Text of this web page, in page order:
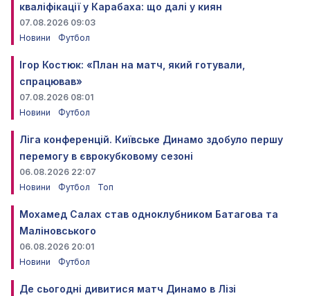
кваліфікації у Карабаха: що далі у киян
07.08.2026 09:03
Новини
Футбол
Ігор Костюк: «План на матч, який готували,
спрацював»
07.08.2026 08:01
Новини
Футбол
Ліга конференцій. Київське Динамо здобуло першу
перемогу в єврокубковому сезоні
06.08.2026 22:07
Новини
Футбол Топ
Мохамед Салах став одноклубником Батагова та
Маліновського
06.08.2026 20:01
Новини
Футбол
Де сьогодні дивитися матч Динамо в Лізі